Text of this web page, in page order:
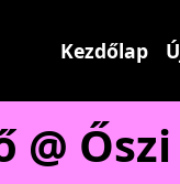
Kezdőlap
Őszi